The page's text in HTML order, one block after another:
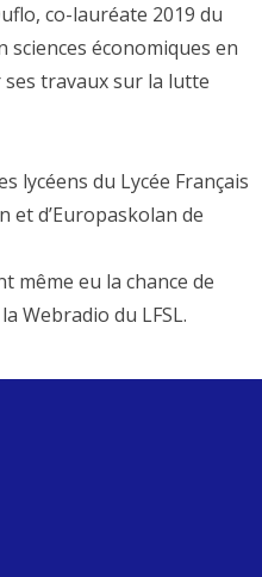
co-lauréate 2019 du
sciences économiques en
travaux sur la lutte
lycéens du Lycée Français
et d’Europaskolan de
même eu la chance de
Webradio du LFSL.